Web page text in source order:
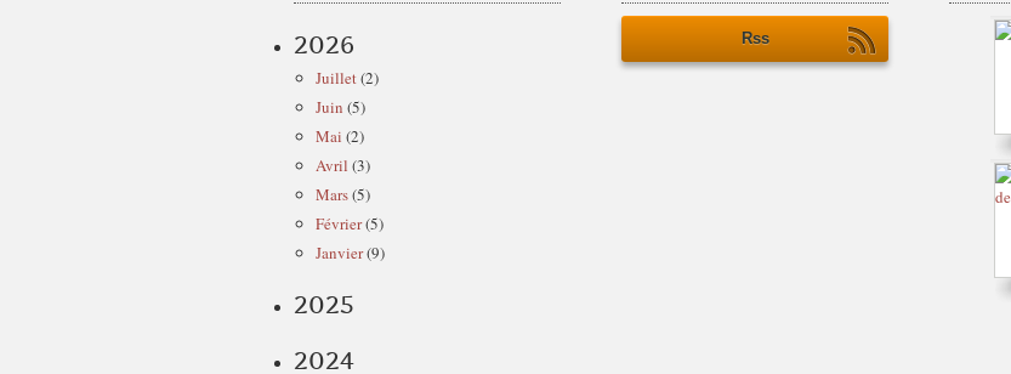
2026
Juillet(2)
Juin (5)
Mai (2)
Avril (3)
Mars(5)
Février(5)
Janvier(9)
2025
2024
Rss